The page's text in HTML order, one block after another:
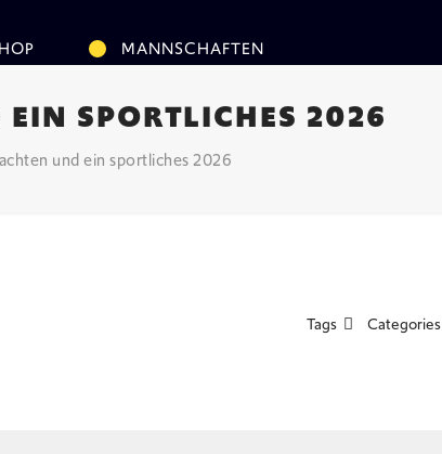
MANNSCHAFTEN
SPORTLICHES 2026
und ein sportliches 2026
Categories
Tags